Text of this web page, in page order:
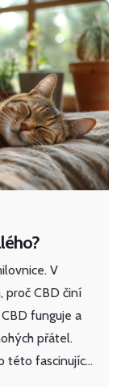
V
proč CBD činí
funguje a
přátel.
této fascinující